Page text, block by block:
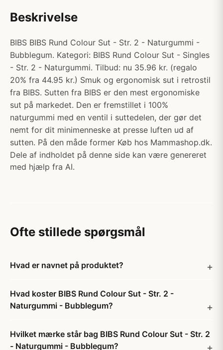
Beskrivelse
BIBS BIBS Rund Colour Sut - Str. 2 - Naturgummi -
Bubblegum. Kategori: BIBS Rund Colour Sut - Singles
- Str. 2 - Naturgummi. Tilbud: nu 35.96 kr. (regalo
20% fra 44.95 kr.) Smuk og ergonomisk sut i retrostil
fra BIBS. Sutten fra BIBS er den mest ergonomiske
sut på markedet. Den er fremstillet i 100%
naturgummi med en ventil i suttedelen, der gør det
nemt for dit minimenneske at presse luften ud af
sutten. På den måde former Køb hos Mammashop.dk.
Dele af indholdet på denne side kan være genereret
med hjælp fra AI.
Ofte stillede spørgsmål
Hvad er navnet på produktet?
Hvad koster BIBS Rund Colour Sut - Str. 2 -
Naturgummi - Bubblegum?
Hvilket mærke står bag BIBS Rund Colour Sut - Str. 2
- Naturgummi - Bubblegum?